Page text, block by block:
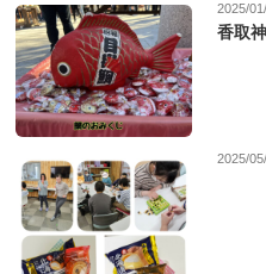
2025/
香取
2025/